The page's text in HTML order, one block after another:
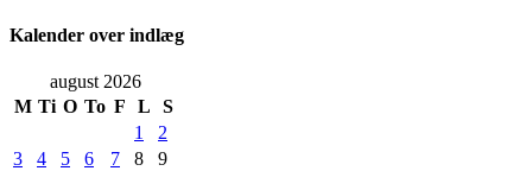
Kalender over indlæg
august 2026
M Ti O To F L
S
1
2
3
4 5 6 7 8
9